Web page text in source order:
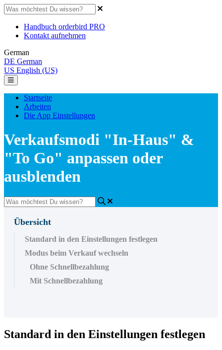
Handbuch orderbird PRO
Kontakt aufnehmen
German
DE German
US English (US)
Startseite
Arbeiten
Die App Einstellungen
Verkaufsmodi "In-Haus" &
"To Go" anpassen oder
ausblenden
Übersicht
Standard in den Einstellungen festlegen
Modus beim Verkauf wechseln
Ohne Schnellbezahlung
Mit Schnellbezahlung
Standard in den Einstellungen festlegen